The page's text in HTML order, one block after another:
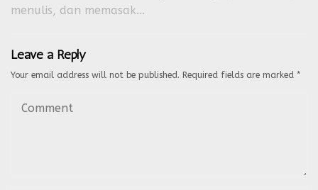
menulis, dan memasak...
Leave a Reply
Your email address will not be published. Required fields are marked *